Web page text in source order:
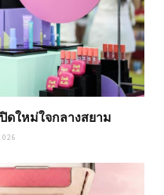
ปิดใหม่ใจกลางสยาม